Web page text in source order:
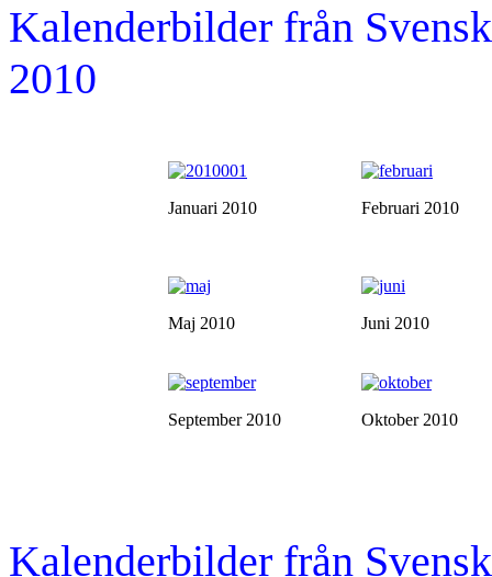
Kalenderbilder från
2010
Januari 2010 Februari 2010
Maj 2010 Juni 2010
September 2010 Oktober 2010
Kalenderbilder från